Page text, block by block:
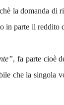
la domanda di
in parte il
, fa parte cioè
che la singola